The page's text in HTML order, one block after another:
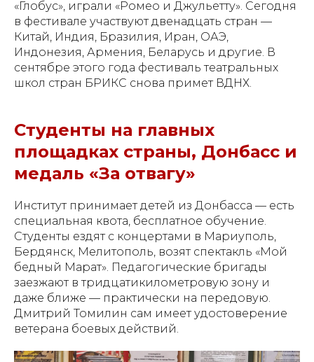
«Глобус», играли «Ромео и Джульетту». Сегодня
в фестивале участвуют двенадцать стран —
Китай, Индия, Бразилия, Иран, ОАЭ,
Индонезия, Армения, Беларусь и другие. В
сентябре этого года фестиваль театральных
школ стран БРИКС снова примет ВДНХ.
Студенты на главных
площадках страны, Донбасс и
медаль «За отвагу»
Институт принимает детей из Донбасса — есть
специальная квота, бесплатное обучение.
Студенты ездят с концертами в Мариуполь,
Бердянск, Мелитополь, возят спектакль «Мой
бедный Марат». Педагогические бригады
заезжают в тридцатикилометровую зону и
даже ближе — практически на передовую.
Дмитрий Томилин сам имеет удостоверение
ветерана боевых действий.